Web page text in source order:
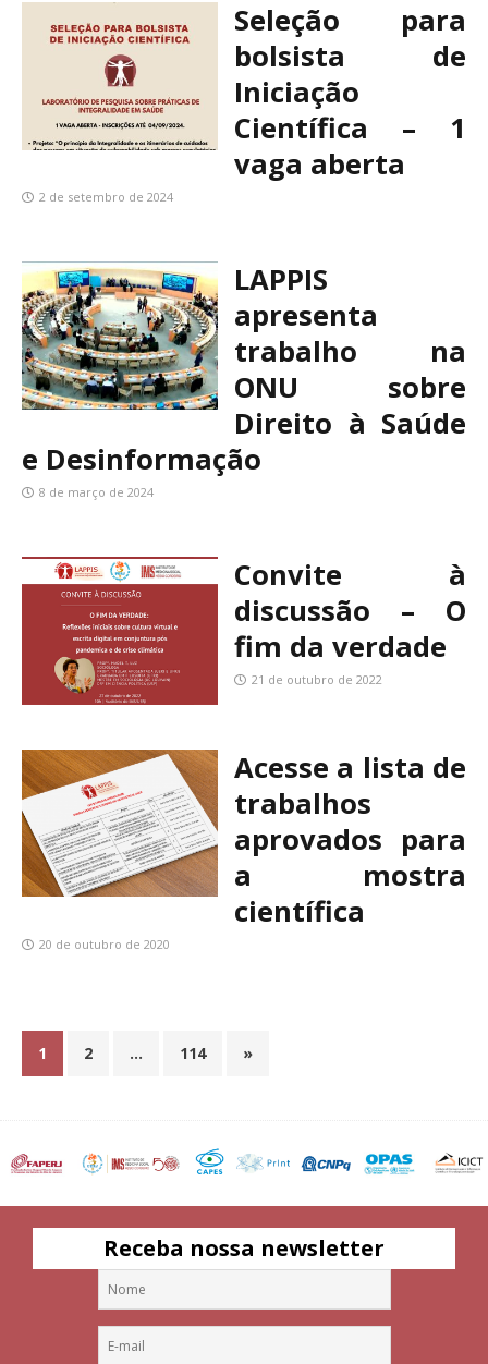
Seleção para
bolsista de
Iniciação
Científica – 1
vaga aberta
2 de setembro de 2024
LAPPIS
apresenta
trabalho na
ONU sobre
Direito à Saúde
e Desinformação
8 de março de 2024
Convite à
discussão – O
fim da verdade
21 de outubro de 2022
Acesse a lista de
trabalhos
aprovados para
a mostra
científica
20 de outubro de 2020
1 2 … 114 »
Receba nossa newsletter